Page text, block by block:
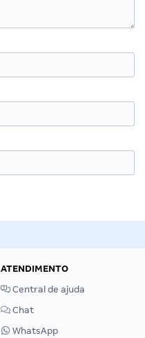
ATENDIMENTO
Central de ajuda
Chat
WhatsApp